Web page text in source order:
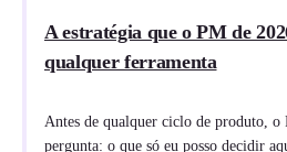
A estratégia que o PM de
qualquer ferramenta
Antes de qualquer ciclo de produto, o
pergunta: o que só eu posso decidir